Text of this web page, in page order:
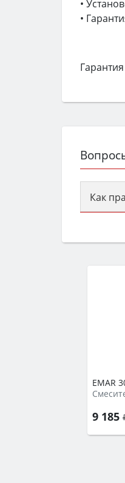
•
•
Как
семьи,
EMAR
9 185